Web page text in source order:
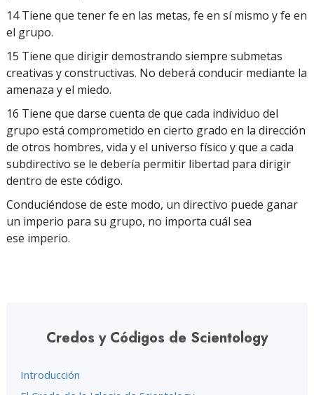
14 Tiene que tener fe en las metas, fe en sí mismo y fe en
el grupo.
15 Tiene que dirigir demostrando siempre submetas
creativas y constructivas. No deberá conducir mediante la
amenaza y el miedo.
16 Tiene que darse cuenta de que cada individuo del
grupo está comprometido en cierto grado en la dirección
de otros hombres, vida y el universo físico y que a cada
subdirectivo se le debería permitir libertad para dirigir
dentro de este código.
Conduciéndose de este modo, un directivo puede ganar
un imperio para su grupo, no importa cuál sea
ese imperio.
Credos y Códigos de Scientology
Introducción